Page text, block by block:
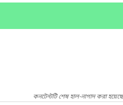
কনটেন্টটি শেষ হাল-নাগাদ করা